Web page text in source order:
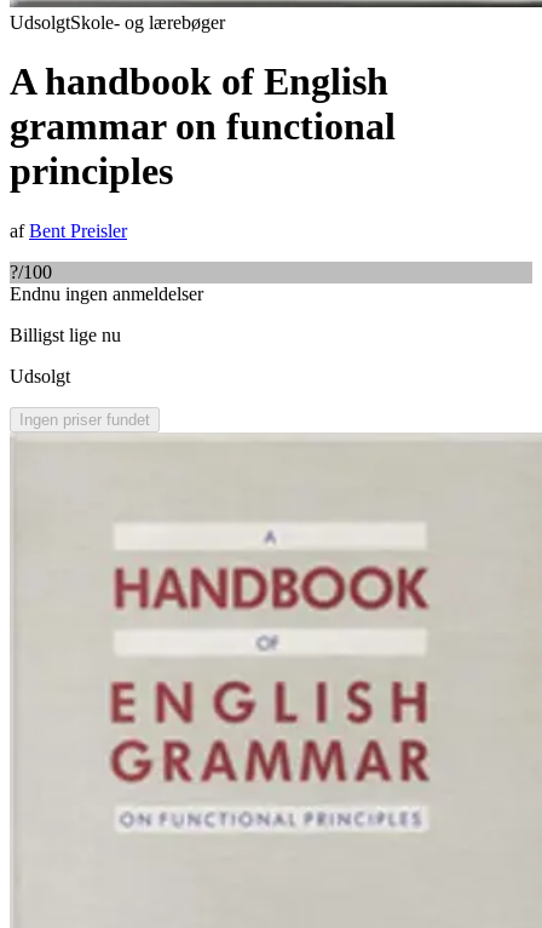
UdsolgtSkole- og lærebøger
A handbook of English
grammar on functional
principles
afBent Preisler
?/100
Endnu ingen anmeldelser
Billigst lige nu
Udsolgt
Ingen priser fundet